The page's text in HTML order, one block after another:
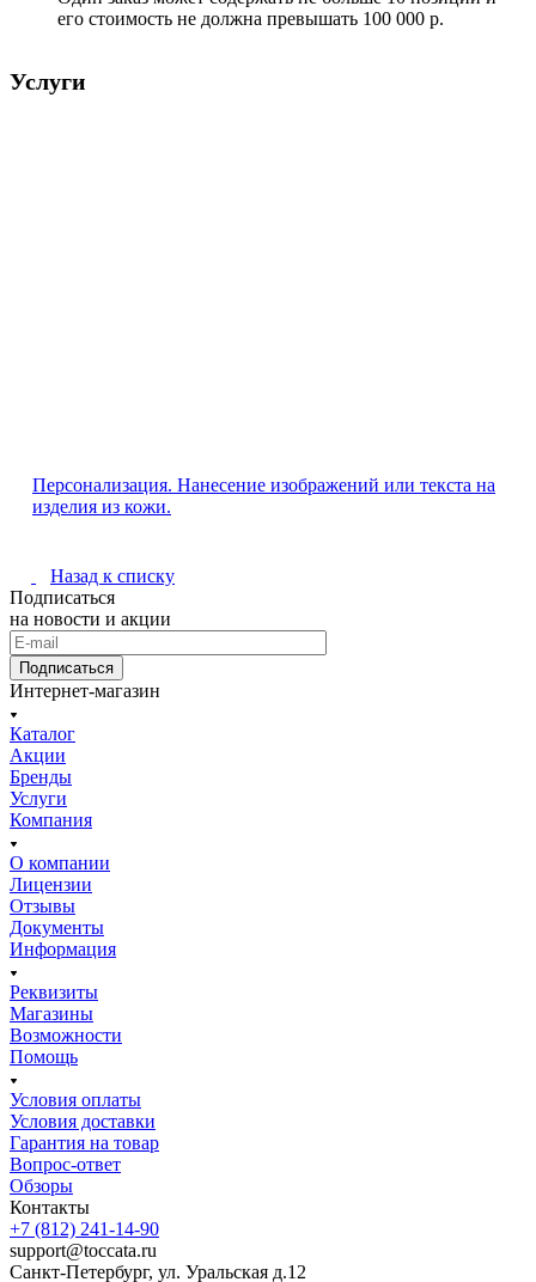
его стоимость не должна превышать 100 000 р.
Услуги
Персонализация. Нанесение изображений или текста на
изделия из кожи.
Назад к списку
Подписаться
на новости и акции
Подписаться
Интернет-магазин
Каталог
Акции
Бренды
Услуги
Компания
О компании
Лицензии
Отзывы
Документы
Информация
Реквизиты
Магазины
Возможности
Помощь
Условия оплаты
Условия доставки
Гарантия на товар
Вопрос-ответ
Обзоры
Контакты
+7 (812) 241-14-90
support@toccata.ru
Санкт-Петербург, ул. Уральская д.12